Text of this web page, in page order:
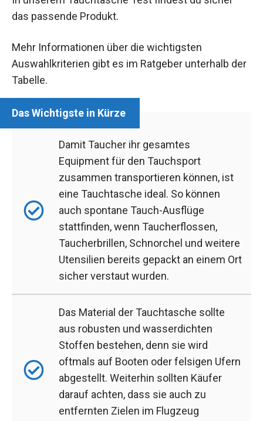
das passende Produkt.
Mehr Informationen über die wichtigsten
Auswahlkriterien gibt es im Ratgeber unterhalb der
Tabelle.
Damit Taucher ihr gesamtes
Equipment für den Tauchsport
zusammen transportieren können, ist
eine Tauchtasche ideal. So können
auch spontane Tauch-Ausflüge
stattfinden, wenn Taucherflossen,
Taucherbrillen, Schnorchel und weitere
Utensilien bereits gepackt an einem Ort
sicher verstaut wurden.
Das Material der Tauchtasche sollte
aus robusten und wasserdichten
Stoffen bestehen, denn sie wird
oftmals auf Booten oder felsigen Ufern
abgestellt. Weiterhin sollten Käufer
darauf achten, dass sie auch zu
entfernten Zielen im Flugzeug